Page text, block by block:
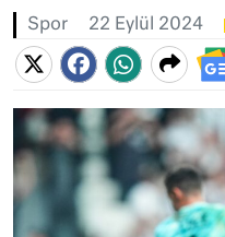
Spor 22 Eylül 2024